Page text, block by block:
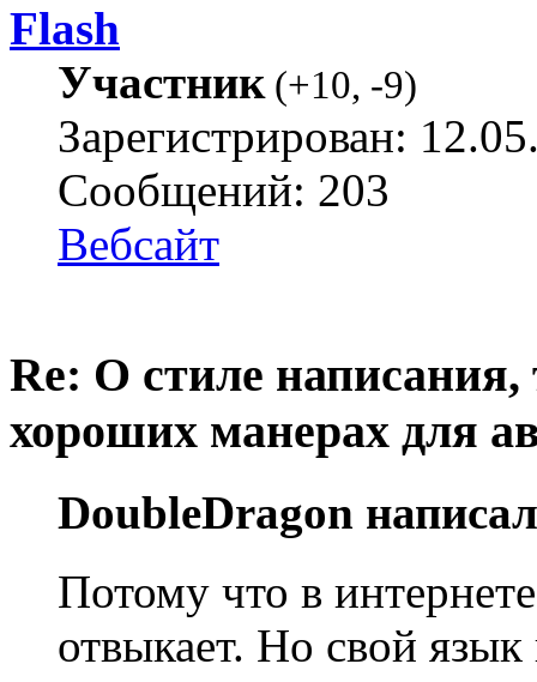
Flash
Участник(+10, -9)
Зарегистрирован:
Сообщений: 203
Вебсайт
Re: О стиле
хороших манерах для
DoubleDragon
Потому что в
отвыкает. Но свой